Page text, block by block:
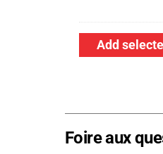
(6
oz)
-
Clear65'
Rouleau
82'
Add
Foire aux